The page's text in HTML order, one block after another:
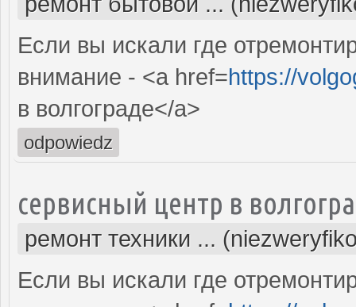
Если вы искали где
внимание - <a href=https://
в волгограде</a>
odpowiedz
сервисный центр в
ремонт техники ...
Если вы искали где